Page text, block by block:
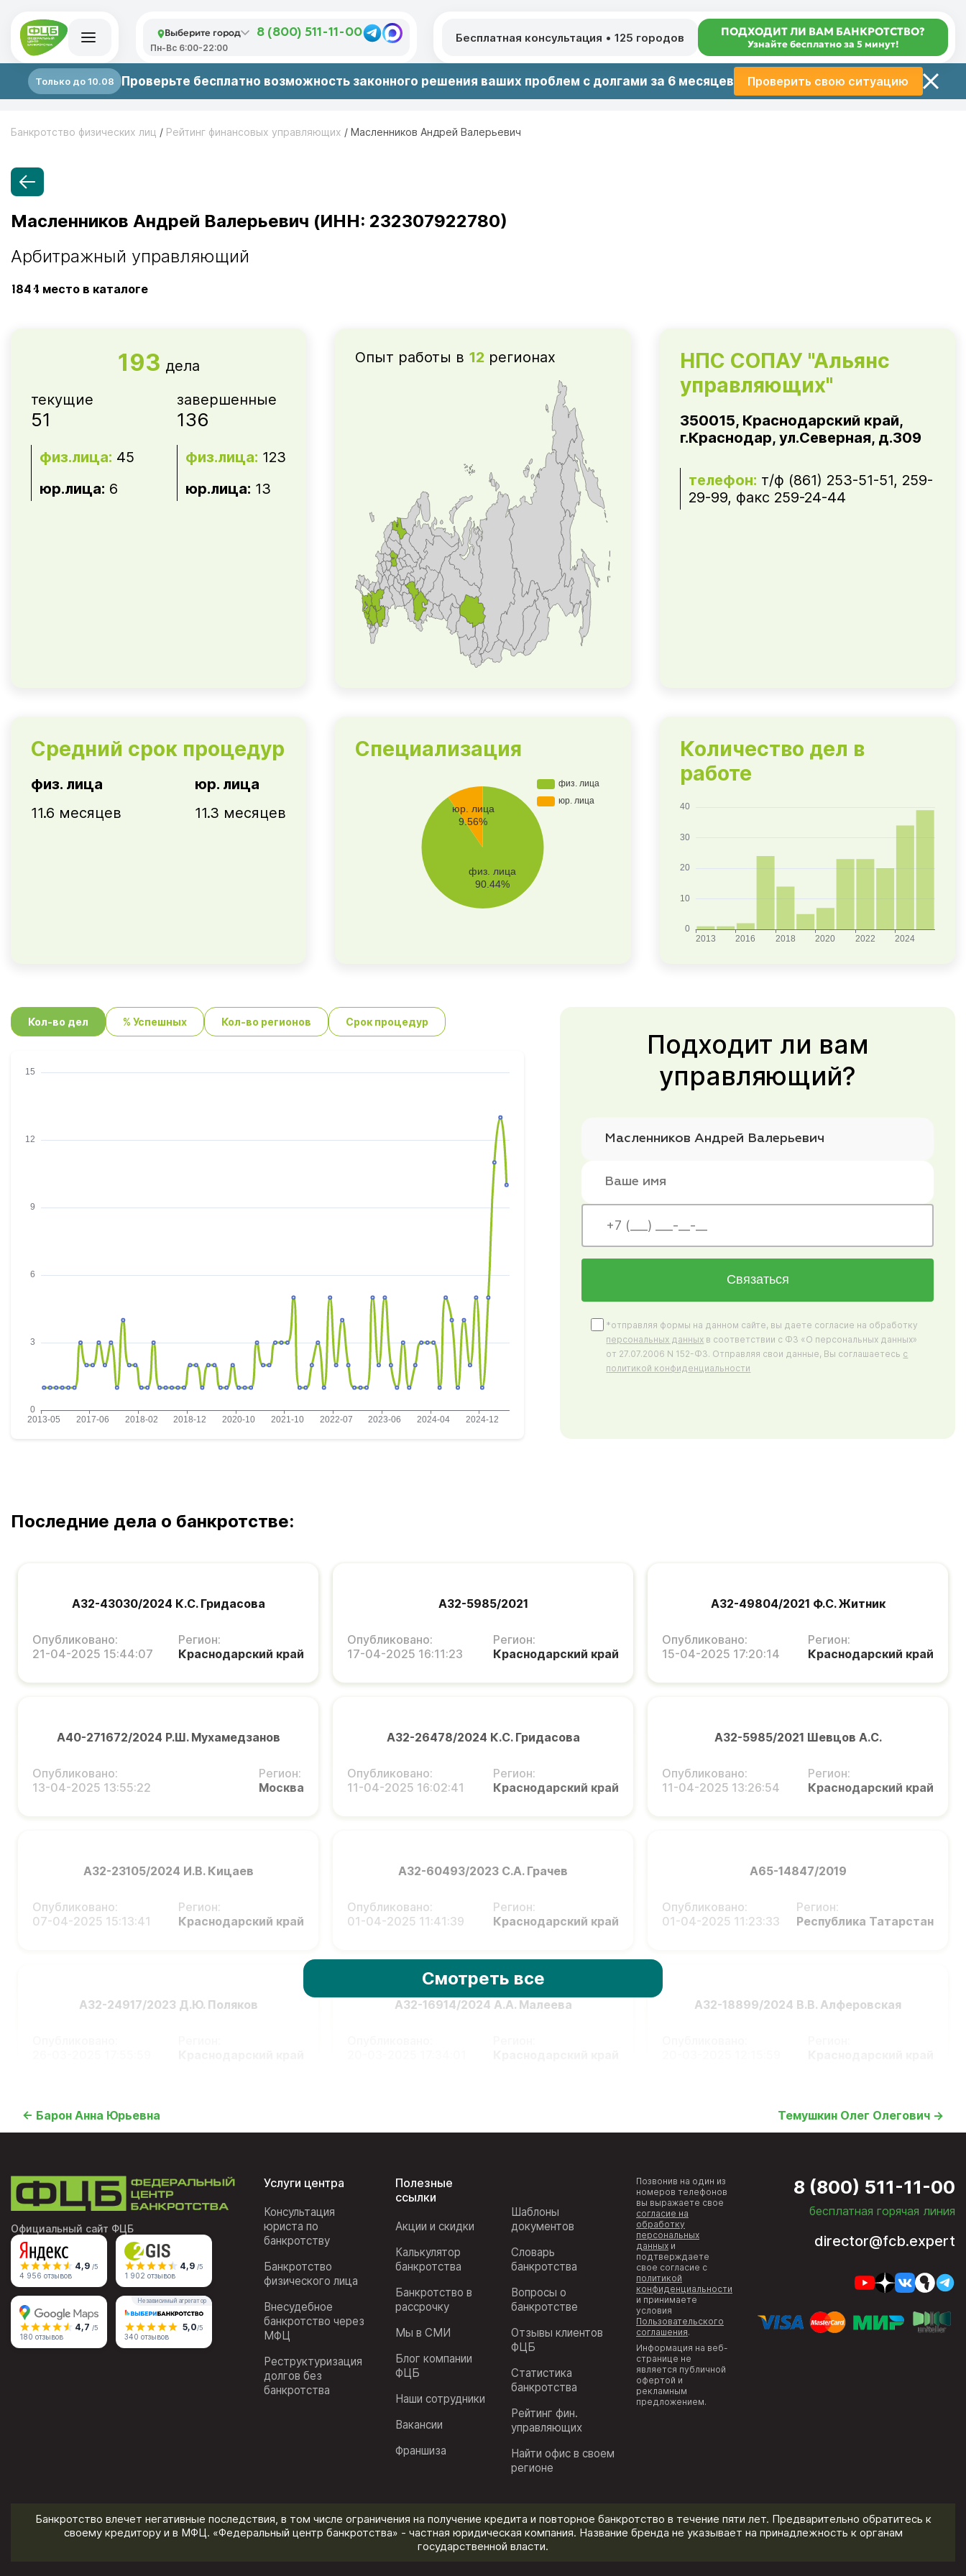
Выберите город 8 (800) 511-11-00
Пн-Вс 6:00-22:00
Бесплатная консультация • 125 городов ПОДХОДИТ ЛИ ВАМ БАНКРОТСТВО?
Узнайте бесплатно за 5 минут!
Только до 10.08 Проверьте бесплатно возможность законного решения ваших проблем с долгами за 6 месяцев Проверить свою ситуацию
Банкротство физических лиц / Рейтинг финансовых управляющих / Масленников Андрей Валерьевич
Масленников Андрей Валерьевич (ИНН: 232307922780)
Арбитражный управляющий
1844 место в каталоге
193 дела
текущие
51
физ.лица: 45
юр.лица: 6
завершенные
136
физ.лица: 123
юр.лица: 13
Опыт работы в 12 регионах
НПС СОПАУ "Альянс
управляющих"
350015, Краснодарский край,
г.Краснодар, ул.Северная, д.309
телефон: т/ф (861) 253-51-51, 259-
29-99, факс 259-24-44
Средний срок процедур
физ. лица
11.6 месяцев
юр. лица
11.3 месяцев
Специализация
Количество дел в
работе
Кол-во дел % Успешных Кол-во регионов Срок процедур
Подходит ли вам
управляющий?
Связаться
*отправляя формы на данном сайте, вы даете согласие на обработку
персональных данных в соответствии с ФЗ «О персональных данных»
от 27.07.2006 N 152-ФЗ. Отправляя свои данные, Вы соглашаетесь с
политикой конфиденциальности
Последние дела о банкротстве:
А32-43030/2024 К.С. Гридасова
Опубликовано:
21-04-2025 15:44:07
Регион:
Краснодарский край
А32-5985/2021
Опубликовано:
17-04-2025 16:11:23
Регион:
Краснодарский край
А32-49804/2021 Ф.С. Житник
Опубликовано:
15-04-2025 17:20:14
Регион:
Краснодарский край
А40-271672/2024 Р.Ш. Мухамедзанов
Опубликовано:
13-04-2025 13:55:22
Регион:
Москва
А32-26478/2024 К.С. Гридасова
Опубликовано:
11-04-2025 16:02:41
Регион:
Краснодарский край
А32-5985/2021 Шевцов А.С.
Опубликовано:
11-04-2025 13:26:54
Регион:
Краснодарский край
А32-23105/2024 И.В. Кицаев
Опубликовано:
07-04-2025 15:13:41
Регион:
Краснодарский край
А32-60493/2023 С.А. Грачев
Опубликовано:
01-04-2025 11:41:39
Регион:
Краснодарский край
А65-14847/2019
Опубликовано:
01-04-2025 11:23:33
Регион:
Республика Татарстан
А32-24917/2023 Д.Ю. Поляков А32-16914/2024 А.А. Малеева А32-18899/2024 В.В. Алферовская
Смотреть все
← Барон Анна Юрьевна Темушкин Олег Олегович →
Официальный сайт ФЦБ
4,9 /5
4 956 отзывов
4,9 /5
1 902 отзывов
4,7 /5
180 отзывов
Независимый агрегатор
5,0/5
340 отзывов
Услуги центра
Консультация
юриста по
банкротству
Банкротство
физического лица
Внесудебное
банкротство через
МФЦ
Реструктуризация
долгов без
банкротства
Полезные
ссылки
Акции и скидки
Калькулятор
банкротства
Банкротство в
рассрочку
Мы в СМИ
Блог компании
ФЦБ
Наши сотрудники
Вакансии
Франшиза
Шаблоны
документов
Словарь
банкротства
Вопросы о
банкротстве
Отзывы клиентов
ФЦБ
Статистика
банкротства
Рейтинг фин.
управляющих
Найти офис в своем
регионе
Позвонив на один из
номеров телефонов
вы выражаете свое
согласие на
обработку
персональных
данных и
подтверждаете
свое согласие с
политикой
конфиденциальности
и принимаете
условия
Пользовательского
соглашения.
Информация на веб-
странице не
является публичной
офертой и
рекламным
предложением.
8 (800) 511-11-00
бесплатная горячая линия
director@fcb.expert
Банкротство влечет негативные последствия, в том числе ограничения на получение кредита и повторное банкротство в течение пяти лет. Предварительно обратитесь к
своему кредитору и в МФЦ. «Федеральный центр банкротства» - частная юридическая компания. Название бренда не указывает на принадлежность к органам
государственной власти.